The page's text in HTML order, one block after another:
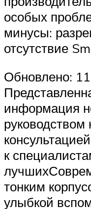
особых
минусы:
отсутствие
Обновлено:
информация
руководством
к
тонким
улыбкой